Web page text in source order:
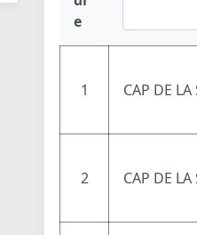
e
1 CAP DE
2 CAP DE